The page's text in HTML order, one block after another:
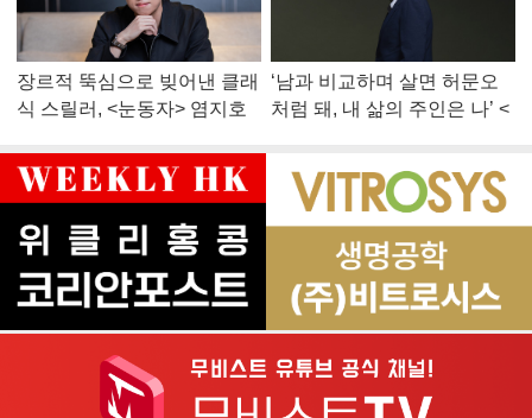
장르적 뚝심으로 빚어낸 클래
식 스릴러, <눈동자> 염지호
‘남과 비교하며 살면 허문오
처럼 돼, 내 삶의 주인은 나’ <